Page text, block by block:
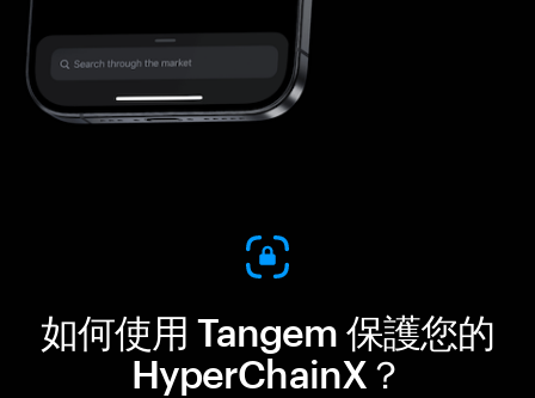
如何使用 Tangem 保護您的
HyperChainX？